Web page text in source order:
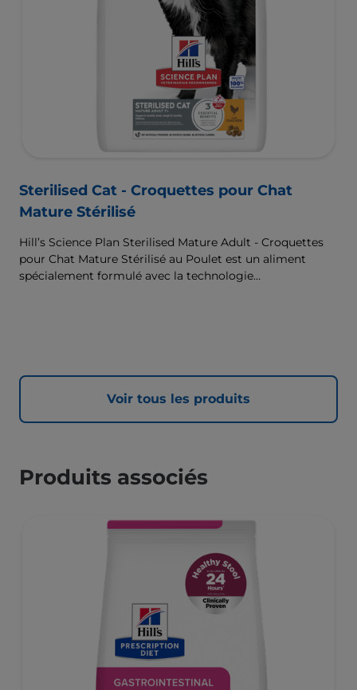
Sterilised Cat - Croquettes pour Chat
Mature Stérilisé
Hill’s Science Plan Sterilised Mature Adult - Croquettes
pour Chat Mature Stérilisé au Poulet est un aliment
spécialement formulé avec la technologie
Voir tous les produits
Produits associés